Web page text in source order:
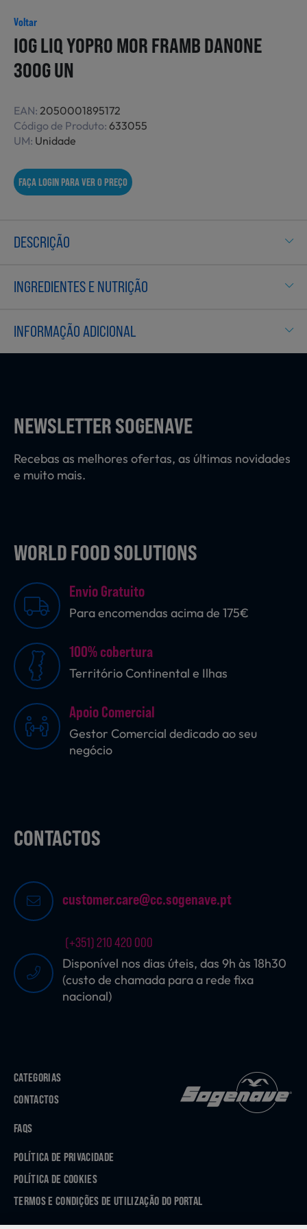
Refeições Prontas
Charcutaria e Enchidos
Pré-confeccionados
Padaria e Pastelaria
Bebidas e Garrafeira
Produtos Vegetarianos
Sobremesas
Ração para Animais
Voltar
IOG LIQ YOPRO MOR FRAMB DANONE
300G UN
EAN: 2050001895172
Código de Produto: 633055
UM: Unidade
FAÇA LOGIN PARA VER O PREÇO
DESCRIÇÃO
INGREDIENTES E NUTRIÇÃO
INFORMAÇÃO ADICIONAL
NEWSLETTER SOGENAVE
Recebas as melhores ofertas, as últimas novidades
e muito mais.
WORLD FOOD SOLUTIONS
Envio Gratuito
Para encomendas acima de 175€
100% cobertura
Território Continental e Ilhas
Apoio Comercial
Gestor Comercial dedicado ao seu
negócio
CONTACTOS
customer.care@cc.sogenave.pt
(+351) 210 420 000
Disponível nos dias úteis, das 9h às 18h30
(custo de chamada para a rede fixa
nacional)
CATEGORIAS
CONTACTOS
FAQS
POLÍTICA DE PRIVACIDADE
POLÍTICA DE COOKIES
TERMOS E CONDIÇÕES DE UTILIZAÇÃO DO PORTAL